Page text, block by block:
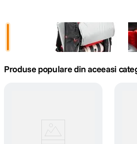
trepied
trepied telefon
4. peak design
Produse populare din aceeasi